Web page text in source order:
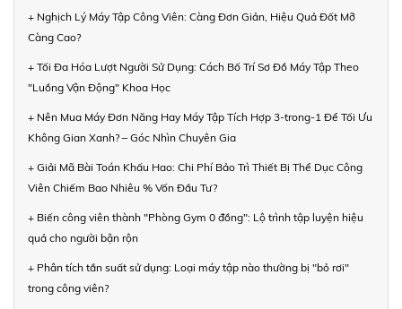
+ Nghịch Lý Máy Tập Công Viên: Càng Đơn Giản, Hiệu Quả Đốt Mỡ
Càng Cao?
+ Tối Đa Hóa Lượt Người Sử Dụng: Cách Bố Trí Sơ Đồ Máy Tập Theo
"Luồng Vận Động" Khoa Học
+ Nên Mua Máy Đơn Năng Hay Máy Tập Tích Hợp 3-trong-1 Để Tối Ưu
Không Gian Xanh? – Góc Nhìn Chuyên Gia
+ Giải Mã Bài Toán Khấu Hao: Chi Phí Bảo Trì Thiết Bị Thể Dục Công
Viên Chiếm Bao Nhiêu % Vốn Đầu Tư?
+ Biến công viên thành "Phòng Gym 0 đồng": Lộ trình tập luyện hiệu
quả cho người bận rộn
+ Phân tích tần suất sử dụng: Loại máy tập nào thường bị "bỏ rơi"
trong công viên?